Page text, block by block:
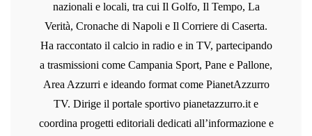
nazionali e locali, tra cui Il Golfo, Il Tempo, La
Verità, Cronache di Napoli e Il Corriere di Caserta.
Ha raccontato il calcio in radio e in TV, partecipando
a trasmissioni come Campania Sport, Pane e Pallone,
Area Azzurri e ideando format come PianetAzzurro
TV. Dirige il portale sportivo pianetazzurro.it e
coordina progetti editoriali dedicati all’informazione e